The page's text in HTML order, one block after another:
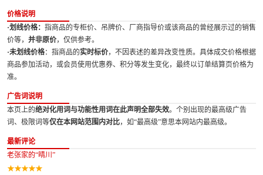
价格说明
·划线价格： 指商品的专柜价、吊牌价、厂商指导价或该商品的曾经展示过的销售
价等， 并非原价，仅供参考。
·未划线价格：指商品的实时标价，不因表述的差异改变性质。具体成交价格根据
商品参加活动，或会员使用优惠券、积分等发生变化，最终以订单结算页价格为
准。
广告词说明
本页上的绝对化用词与功能性用词在此声明全部失效。个别出现的最高级广告
词、极限词等仅在本网站范围内对比，如“最高级”意思本网站内最高级。
最新评论
老张家的“晴川”